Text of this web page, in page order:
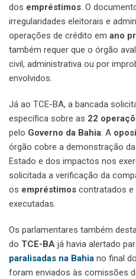
dos empréstimos. O
irregularidades eleitorais e
operações de crédito em ano
também requer que o órgão
civil, administrativa ou por
envolvidos.
Já ao TCE-BA, a bancada
específica sobre as 22
pelo Governo da Bahia. A
órgão cobre a demonstração
Estado e dos impactos nos
solicitada a verificação da
os empréstimos contratados e
executadas.
Os parlamentares também
do TCE-BA já havia alertado
paralisadas na Bahia no final
foram enviados às comissões